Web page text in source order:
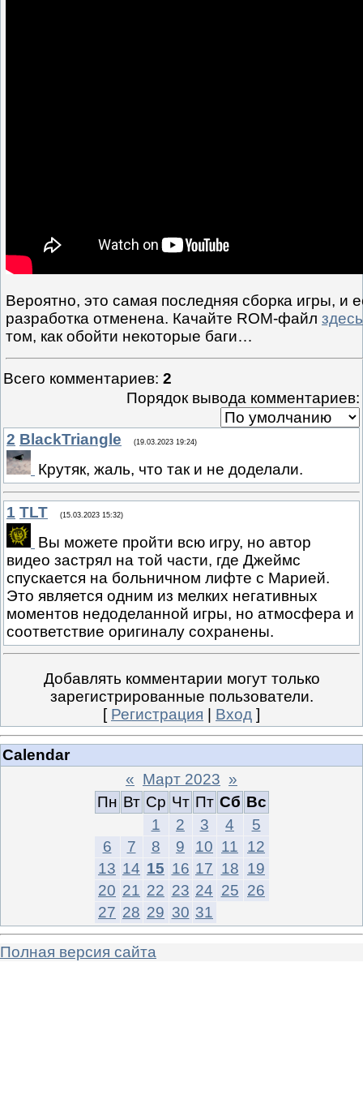
Вероятно, это самая последняя сборка игры, и
разработка отменена. Качайте ROM-файл здесь
том, как обойти некоторые баги…
Всего комментариев: 2
Порядок вывода комментариев:
2 BlackTriangle (19.03.2023 19:24)
Крутяк, жаль, что так и не доделали.
1 TLT (15.03.2023 15:32)
Вы можете пройти всю игру, но автор
видео застрял на той части, где Джеймс
спускается на больничном лифте с Марией.
Это является одним из мелких негативных
моментов недоделанной игры, но атмосфера и
соответствие оригиналу сохранены.
Добавлять комментарии могут только
зарегистрированные пользователи.
[ Регистрация Вход ]
Calendar
« Март 2023 »
Пн Вт Ср Чт Пт Сб Вс
1
2 3 4
5
6
7 8 9 10 11
12
13 14 15 16 17 18 19
20 21 22 23 24 25 26
27 28 29 30 31
Полная версия сайта